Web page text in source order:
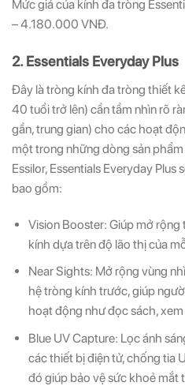
Mức giá của kính đa tròng
– 4.180.000 VNĐ.
2. Essentials Everyday Plus
Đây là tròng kính đa tròng thiết
40 tuổi trở lên) cần tầm nhìn rõ
gần, trung gian) cho các hoạt
một trong những dòng sản
Essilor, Essentials Everyday
bao gồm:
Vision Booster: Giúp mở
kính dựa trên độ lão thị của
Near Sights: Mở rộng vùng
hệ tròng kính trước, giúp
hoạt động như đọc sách,
Blue UV Capture: Lọc ánh
các thiết bị điện tử, chống tia
đó giúp bảo vệ sức khoẻ mắt